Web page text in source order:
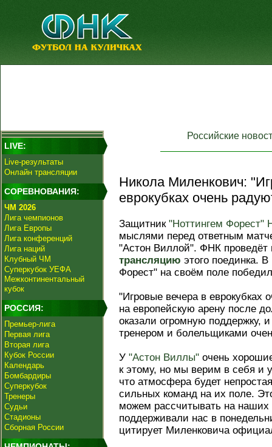
LIVE:
Live-результаты
Онлайн трансляции
СОРЕВНОВАНИЯ:
ЧМ 2026
Лига чемпионов
Лига Европы
Лига конференций
Лига наций
Клубный ЧМ
Суперкубок УЕФА
Межконтинентальный
кубок
РОССИЯ:
Премьер-лига
Первая лига
Вторая лига
Кубок России
Календарь
Бомбардиры
Суперкубок
Тренеры
Судьи
Стадионы
Сборная России
Российские
Никола Миленкович:
еврокубках очень
Защитник "Ноттингем Форест"
мыслями перед ответным
"Астон Виллой". ФНК
трансляцию этого поединка.
Форест" на своём поле
"Игровые вечера в еврокубках
на европейскую арену после
оказали огромную поддержку,
тренером и болельщиками
У "Астон Виллы" очень
к этому, но мы верим в себя и
что атмосфера будет
сильных команд на их поле.
можем рассчитывать на наших
поддерживали нас в
цитирует Миленковича